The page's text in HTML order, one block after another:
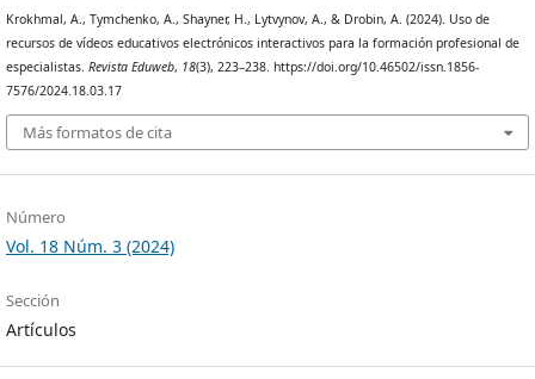
Krokhmal, A., Tymchenko, A., Shayner, H., Lytvynov, A., & Drobin, A. (2024). Uso de
recursos de vídeos educativos electrónicos interactivos para la formación profesional de
especialistas.Revista Eduweb, 18(3), 223–238. https://doi.org/10.46502/issn.1856-
7576/2024.18.03.17
Más formatos de cita
Número
Vol. 18 Núm. 3 (2024)
Sección
Artículos